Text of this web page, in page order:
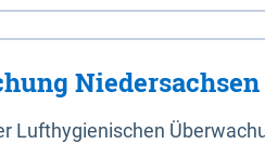
Niedersachsen
Lufthygienischen